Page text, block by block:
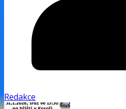
Redakce